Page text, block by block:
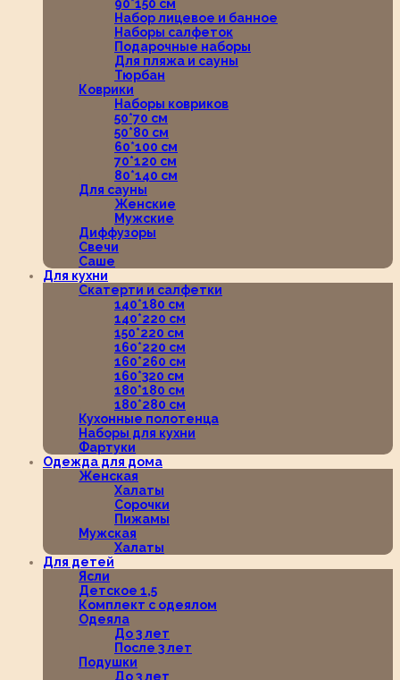
90*150 см
Набор лицевое и банное
Наборы салфеток
Подарочные наборы
Для пляжа и сауны
Тюрбан
Коврики
Наборы ковриков
50*70 см
50*80 см
60*100 см
70*120 см
80*140 см
Для сауны
Женские
Мужские
Диффузоры
Свечи
Саше
Для кухни
Скатерти и салфетки
140*180 см
140*220 см
150*220 см
160*220 см
160*260 см
160*320 см
180*180 см
180*280 см
Кухонные полотенца
Наборы для кухни
Фартуки
Одежда для дома
Женская
Халаты
Сорочки
Пижамы
Мужская
Халаты
Для детей
Ясли
Детское 1,5
Комплект с одеялом
Одеяла
До 3 лет
После 3 лет
Подушки
До 3 лет